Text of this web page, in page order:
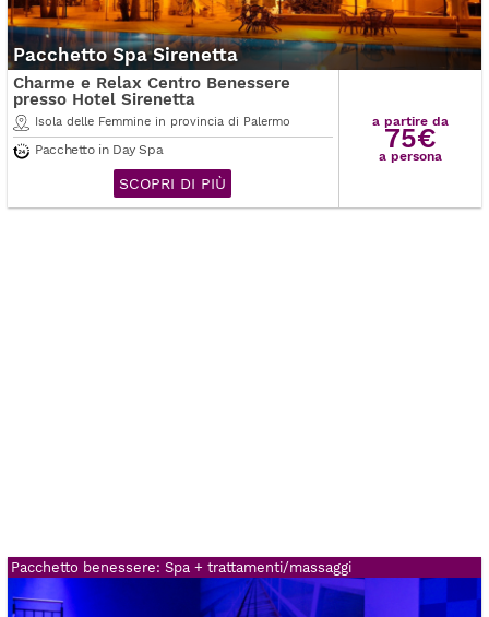
Pacchetto Spa Sirenetta
Charme e Relax Centro Benessere
presso Hotel Sirenetta
Isola delle Femmine in provincia di Palermo
Pacchetto in Day Spa
SCOPRI DI PIÙ
a partire da
75€
a persona
Pacchetto benessere: Spa + trattamenti/massaggi